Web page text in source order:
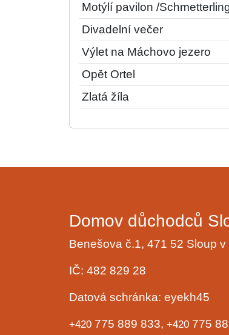
Motýlí pavilon /
Divadelní večer
Výlet na Máchovo jezero
Opět Ortel
Zlatá žíla
Domov důchodců
Benešova č.1, 471 52 Sloup
IČ: 482 829 28
Datová schránka: eyekh45
+420 775 889 833, +420 775